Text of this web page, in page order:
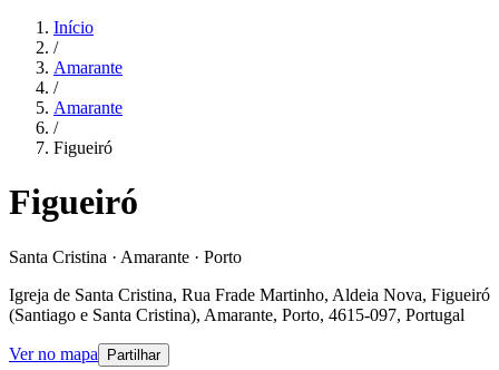
Início
/
Amarante
/
Amarante
/
Figueiró
Figueiró
Santa Cristina · Amarante · Porto
Igreja de Santa Cristina, Rua Frade Martinho, Aldeia Nova, Figueiró
(Santiago e Santa Cristina), Amarante, Porto, 4615-097, Portugal
Ver no mapa Partilhar